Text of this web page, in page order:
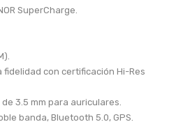
SuperCharge.
fidelidad con certificación Hi-Res
3.5 mm para auriculares.
banda, Bluetooth 5.0, GPS.